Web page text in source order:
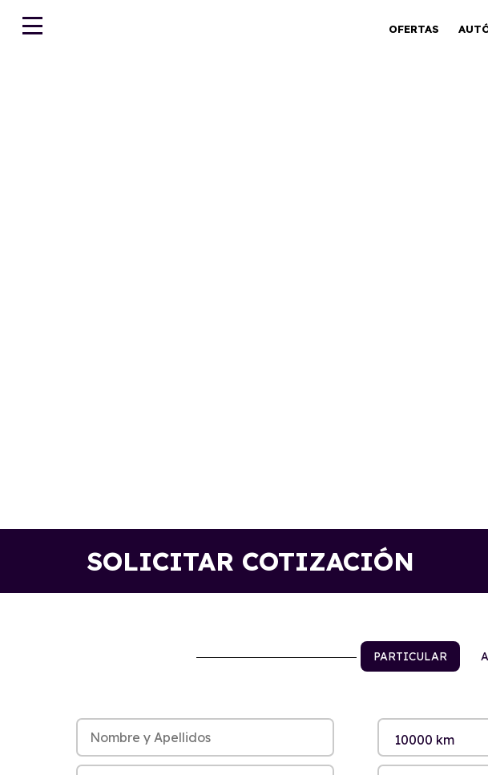
OFERTAS
SOLICITAR COTIZACIÓN
PARTICULAR